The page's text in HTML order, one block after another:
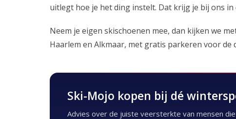
uitlegt hoe je het ding instelt. Dat krijg je bij ons
Neem je eigen skischoenen mee, dan kijken we
Haarlem en Alkmaar, met gratis parkeren voor de
Ski-Mojo kopen bij dé
Advies over de juiste veersterkte van mensen